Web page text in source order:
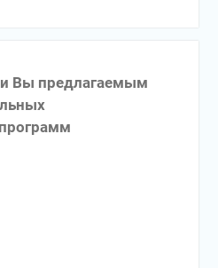
Вы предлагаемым